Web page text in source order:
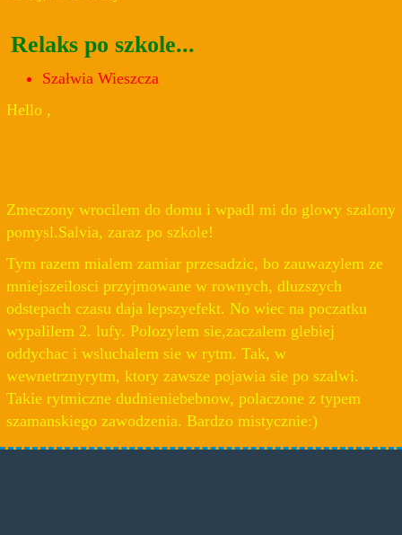
Relaks po szkole...
Szałwia Wieszcza
Hello ,
Zmeczony wrocilem do domu i wpadl mi do glowy szalony
pomysl.Salvia, zaraz po szkole!
Tym razem mialem zamiar przesadzic, bo zauwazylem ze
mniejszeilosci przyjmowane w rownych, dluzszych
odstepach czasu daja lepszyefekt. No wiec na poczatku
wypalilem 2. lufy. Polozylem sie,zaczalem glebiej
oddychac i wsluchalem sie w rytm. Tak, w
wewnetrznyrytm, ktory zawsze pojawia sie po szalwi.
Takie rytmiczne dudnieniebebnow, polaczone z typem
szamanskiego zawodzenia. Bardzo mistycznie:)